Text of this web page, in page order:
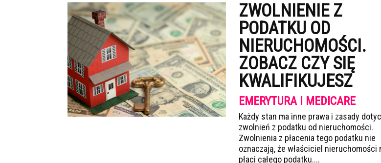
ZWOLNIENIE Z
PODATKU OD
NIERUCHOMOŚCI.
ZOBACZ CZY SIĘ
KWALIFIKUJESZ
EMERYTURA I MEDICARE
Każdy stan ma inne prawa i zasady
zwolnień z podatku od nieruchomości.
Zwolnienia z płacenia tego podatku nie
oznaczają, że właściciel nieruchomości
płaci całego podatku....